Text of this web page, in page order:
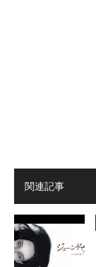
関連記事